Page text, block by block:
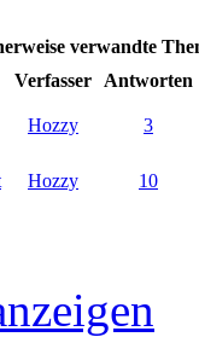
verwandte
Verfasser Antworten
Hozzy 3
Hozzy 10